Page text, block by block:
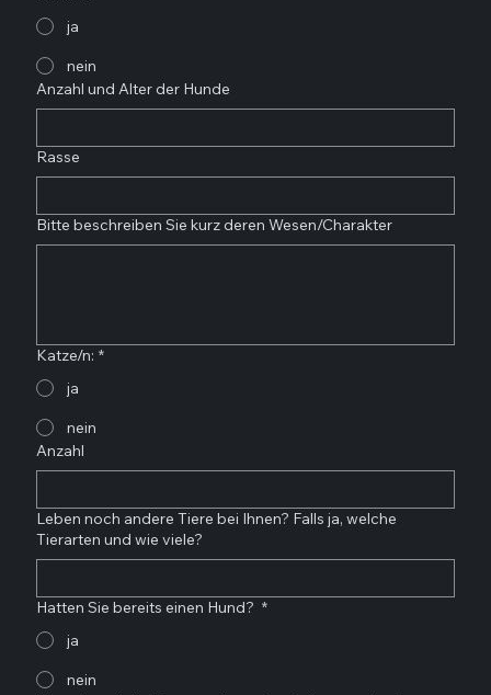
ja
nein
Anzahl und Alter der Hunde
Rasse
Bitte beschreiben Sie kurz deren Wesen/Charakter
Katze/n: *
ja
nein
Anzahl
Leben noch andere Tiere bei Ihnen? Falls ja, welche
Tierarten und wie viele?
Hatten Sie bereits einen Hund? *
ja
nein